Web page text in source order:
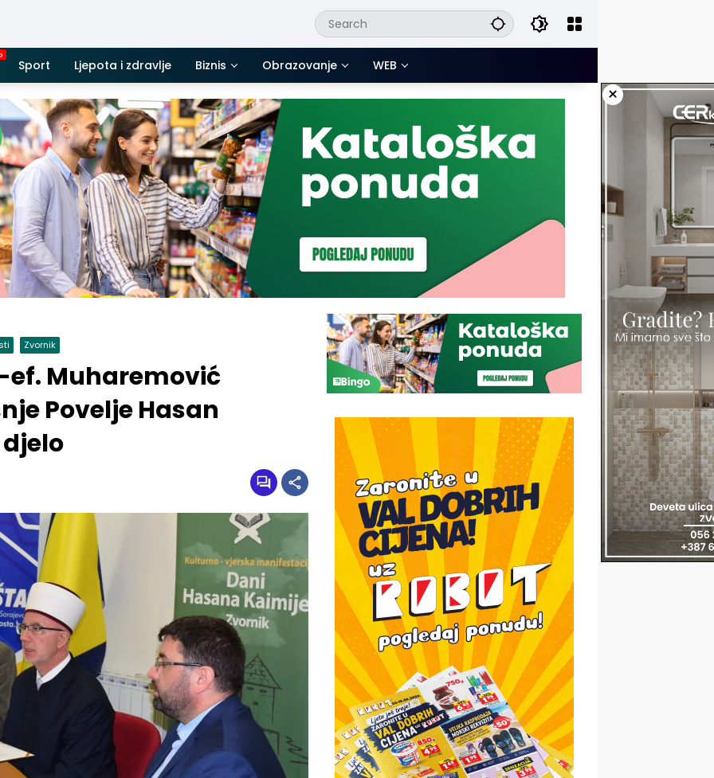
Sport Ljepota i zdravlje Biznis Obrazovanje WEB
×
Zvornik
Muharemović
Povelje Hasan